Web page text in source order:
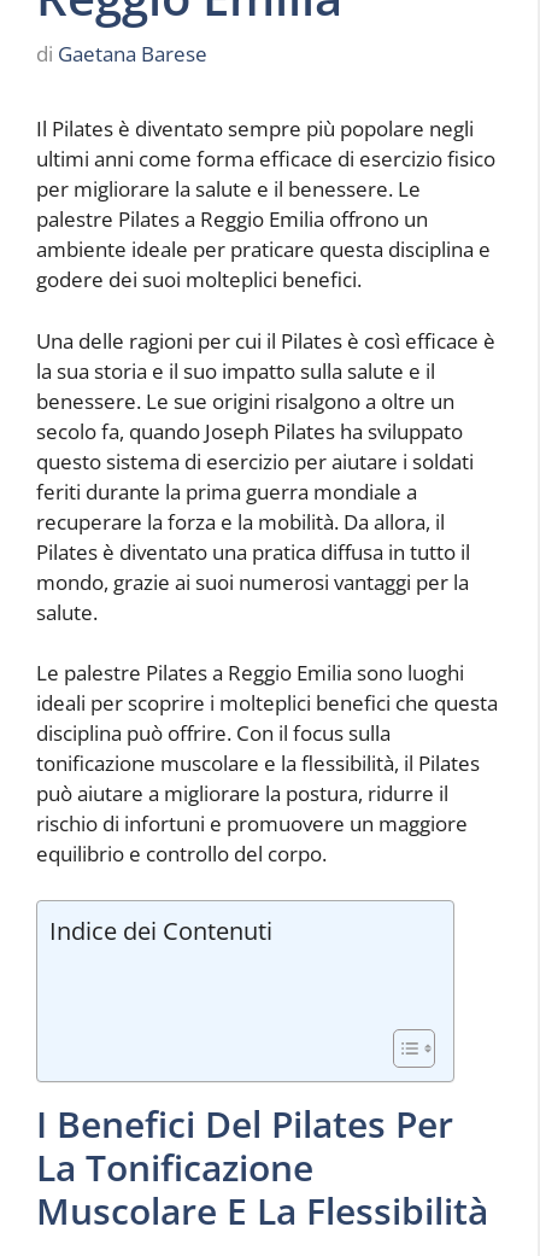
di Gaetana Barese
Il Pilates è diventato sempre più popolare negli
ultimi anni come forma efficace di esercizio fisico
per migliorare la salute e il benessere. Le
palestre Pilates a Reggio Emilia offrono un
ambiente ideale per praticare questa disciplina e
godere dei suoi molteplici benefici.
Una delle ragioni per cui il Pilates è così efficace è
la sua storia e il suo impatto sulla salute e il
benessere. Le sue origini risalgono a oltre un
secolo fa, quando Joseph Pilates ha sviluppato
questo sistema di esercizio per aiutare i soldati
feriti durante la prima guerra mondiale a
recuperare la forza e la mobilità. Da allora, il
Pilates è diventato una pratica diffusa in tutto il
mondo, grazie ai suoi numerosi vantaggi per la
salute.
Le palestre Pilates a Reggio Emilia sono luoghi
ideali per scoprire i molteplici benefici che questa
disciplina può offrire. Con il focus sulla
tonificazione muscolare e la flessibilità, il Pilates
può aiutare a migliorare la postura, ridurre il
rischio di infortuni e promuovere un maggiore
equilibrio e controllo del corpo.
Indice dei Contenuti
I Benefici Del Pilates Per
La Tonificazione
Muscolare E La Flessibilità